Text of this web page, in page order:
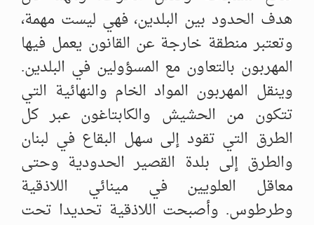
هدف الحدود بين البلدين، فهي ليست مهمة،
وتعتبر منطقة خارجة عن القانون يعمل فيها
المهربون بالتعاون مع المسؤولين في البلدين.
وينقل المهربون المواد الخام والنهائية التي
تتكون من الحشيش والكابتاغون عبر كل
الطرق التي تقود إلى سهل البقاع في لبنان
والطرق إلى بلدة القصير الحدودية وحتى
معاقل العلويين في مينائي اللاذقية
وطرطوس. وأصبحت اللاذقية تحديدا تحت